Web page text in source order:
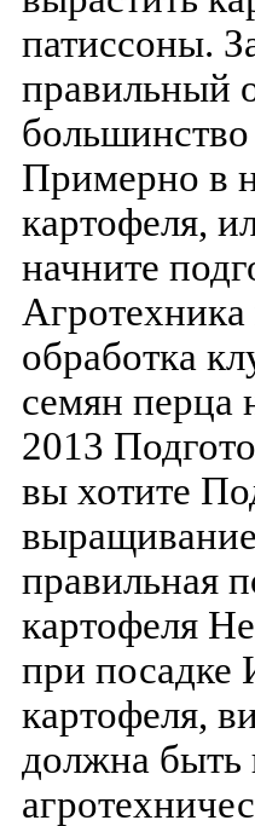
патиссоны.
правильный
Примерно в
картофеля,
начните
Агротехника
обработка
семян перца
2013
вы хотите
правильная
картофеля
при посадке
картофеля,
должна быть